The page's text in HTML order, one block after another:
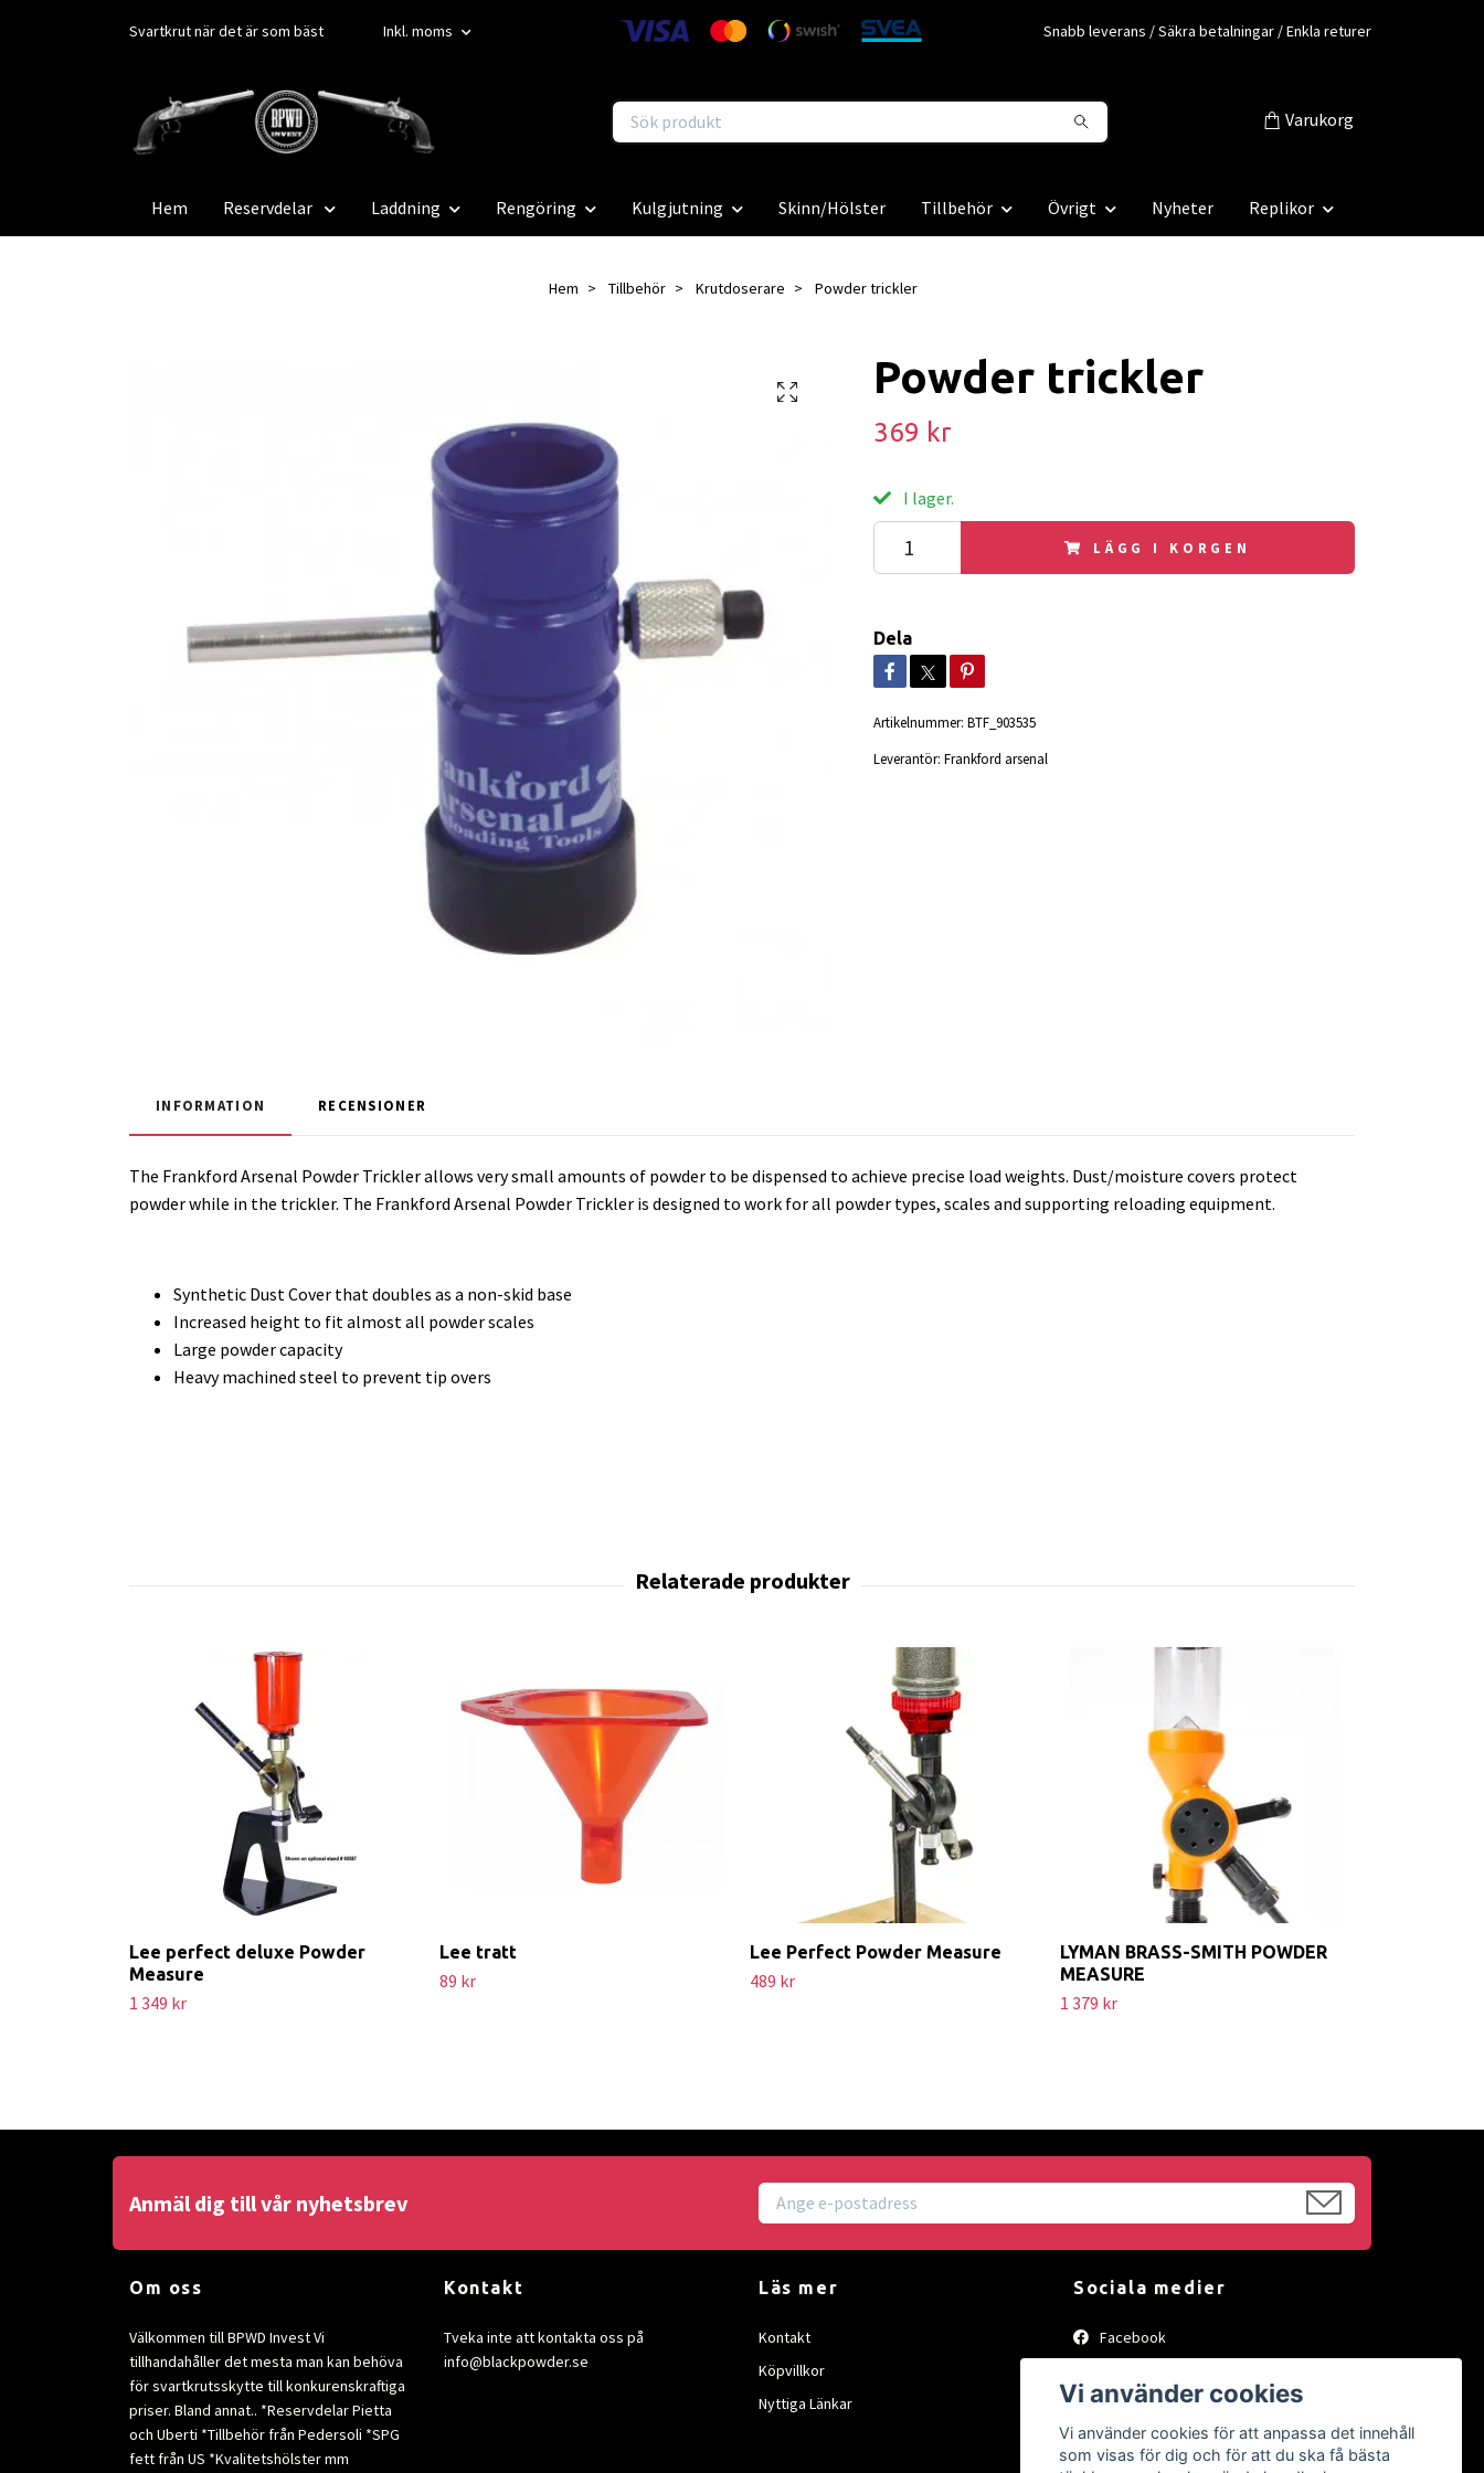
Svartkrut när det är som bäst Inkl. moms Snabb leverans / Säkra betalningar / Enkla returer
Varukorg
Hem Reservdelar Laddning Rengöring Kulgjutning Skinn/Hölster Tillbehör Övrigt Nyheter Replikor
Hem Tillbehör Krutdoserare Powder trickler
Powder trickler
369 kr
I lager.
LÄGG I KORGEN
Dela
Artikelnummer: BTF_903535
Leverantör: Frankford arsenal
INFORMATION RECENSIONER
The Frankford Arsenal Powder Trickler allows very small amounts of powder to be dispensed to achieve precise load weights. Dust/moisture covers protect
powder while in the trickler. The Frankford Arsenal Powder Trickler is designed to work for all powder types, scales and supporting reloading equipment.
Synthetic Dust Cover that doubles as a non-skid base
Increased height to fit almost all powder scales
Large powder capacity
Heavy machined steel to prevent tip overs
Lee perfect deluxe Powder
Measure
1 349 kr
Lee tratt
89 kr
Lee Perfect Powder Measure
489 kr
LYMAN BRASS-SMITH POWDER
MEASURE
1 379 kr
Anmäl dig till vår nyhetsbrev
Om oss
Välkommen till BPWD Invest Vi
tillhandahåller det mesta man kan behöva
för svartkrutsskytte till konkurenskraftiga
priser. Bland annat.. *Reservdelar Pietta
och Uberti *Tillbehör från Pedersoli *SPG
fett från US *Kvalitetshölster mm
Kontakt
Tveka inte att kontakta oss på
info@blackpowder.se
Läs mer
Kontakt
Köpvillkor
Nyttiga Länkar
Sociala medier
Facebook
Vi använder cookies
Vi använder cookies för att anpassa det innehåll
som visas för dig och för att du ska få bästa